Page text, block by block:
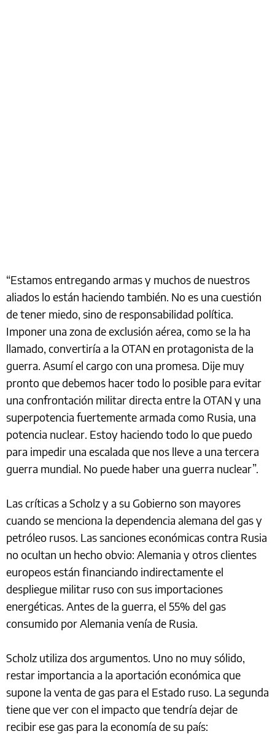
“Estamos entregando armas y muchos de nuestros
aliados lo están haciendo también. No es una cuestión
de tener miedo, sino de responsabilidad política.
Imponer una zona de exclusión aérea, como se la ha
llamado, convertiría a la OTAN en protagonista de la
guerra. Asumí el cargo con una promesa. Dije muy
pronto que debemos hacer todo lo posible para evitar
una confrontación militar directa entre la OTAN y una
superpotencia fuertemente armada como Rusia, una
potencia nuclear. Estoy haciendo todo lo que puedo
para impedir una escalada que nos lleve a una tercera
guerra mundial. No puede haber una guerra nuclear”.
Las críticas a Scholz y a su Gobierno son mayores
cuando se menciona la dependencia alemana del gas y
petróleo rusos. Las sanciones económicas contra Rusia
no ocultan un hecho obvio: Alemania y otros clientes
europeos están financiando indirectamente el
despliegue militar ruso con sus importaciones
energéticas. Antes de la guerra, el 55% del gas
consumido por Alemania venía de Rusia.
Scholz utiliza dos argumentos. Uno no muy sólido,
restar importancia a la aportación económica que
supone la venta de gas para el Estado ruso. La segunda
tiene que ver con el impacto que tendría dejar de
recibir ese gas para la economía de su país: